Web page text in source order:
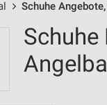
Schuhe
Schuhe